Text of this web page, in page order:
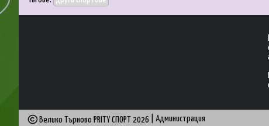
Велико Търново PRITY СПОРТ 2026 Администрация